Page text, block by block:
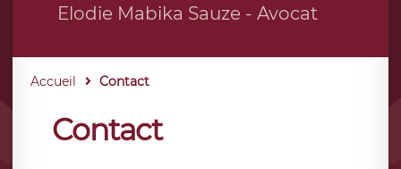
Elodie Mabika Sauze - Avocat
Accueil Contact
Contact